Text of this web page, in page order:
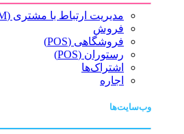
مدیریت ارتباط با مشتری (CRM)
فروش
فروشگاهی (POS)
رستوران (POS)
اشتراک‌ها
اجاره
وب‌سایت‌ها